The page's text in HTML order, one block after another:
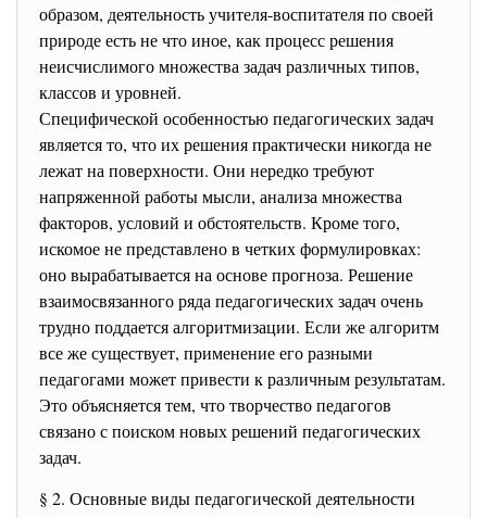
образом, деятельность учителя-воспитателя по своей
природе есть не что иное, как процесс решения
неисчислимого множества задач различных типов,
классов и уровней.
Специфической особенностью педагогических задач
является то, что их решения практически никогда не
лежат на поверхности. Они нередко требуют
напряженной работы мысли, анализа множества
факторов, условий и обстоятельств. Кроме того,
искомое не представлено в четких формулировках:
оно вырабатывается на основе прогноза. Решение
взаимосвязанного ряда педагогических задач очень
трудно поддается алгоритмизации. Если же алгоритм
все же существует, применение его разными
педагогами может привести к различным результатам.
Это объясняется тем, что творчество педагогов
связано с поиском новых решений педагогических
задач.
§ 2. Основные виды педагогической деятельности